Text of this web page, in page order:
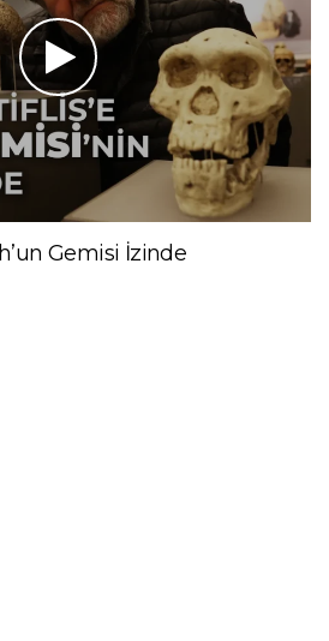
Gemisi İzinde